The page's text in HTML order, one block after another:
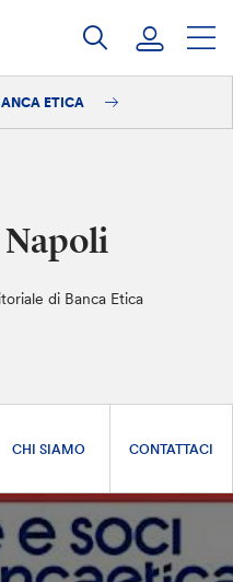
ETICA
Napoli
di Banca Etica
CHI SIAMO CONTATTACI